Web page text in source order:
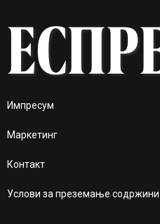
Импресум
Маркетинг
Контакт
Услови за преземање содржини